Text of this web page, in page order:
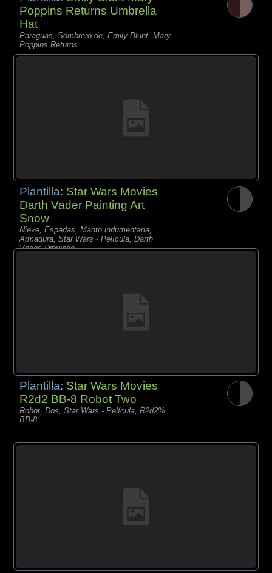
Poppins Returns Umbrella
Hat
Paraguas, Sombrero de, Emily Blunt, Mary
Poppins Returns
Plantilla: Star Wars Movies
Darth Vader Painting Art
Snow
Nieve, Espadas, Manto indumentaria,
Armadura, Star Wars - Película, Darth
Vader, Dibujado,
Plantilla: Star Wars Movies
R2d2 BB-8 Robot Two
Robot, Dos, Star Wars - Película, R2d2%
BB-8